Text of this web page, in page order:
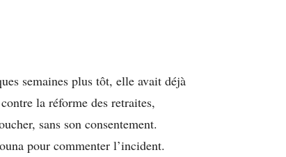
semaines plus tôt, elle avait déjà
la réforme des retraites,
sans son consentement.
pour commenter l’incident.